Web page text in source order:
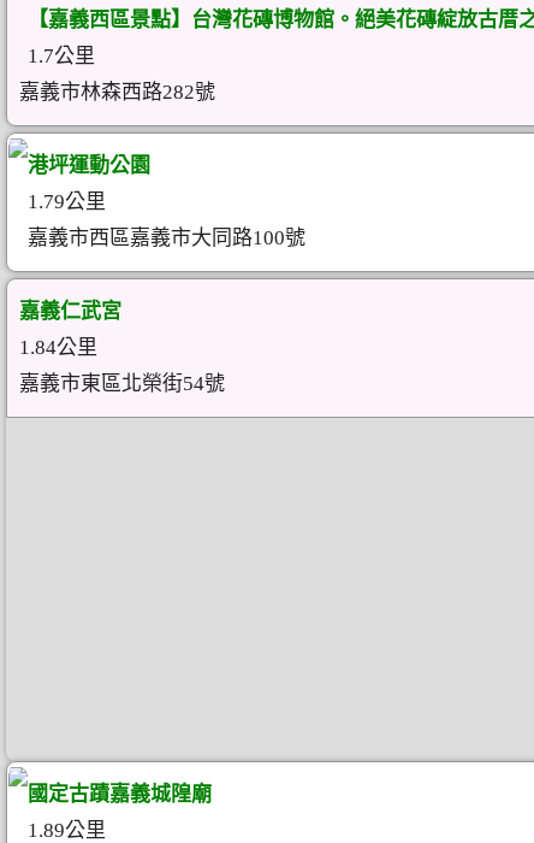
【嘉義西區景點】台灣花磚博物館。絕美花磚綻放古
1.7公里
嘉義市林森西路282號
港坪運動公園
1.79公里
嘉義市西區嘉義市大同路100號
嘉義仁武宮
1.84公里
嘉義市東區北榮街54號
國定古蹟嘉義城隍廟
1.89公里